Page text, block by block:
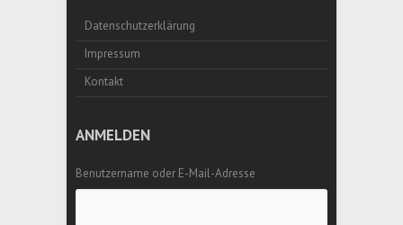
Datenschutzerklärung
Impressum
Kontakt
ANMELDEN
Benutzername oder E-Mail-Adresse